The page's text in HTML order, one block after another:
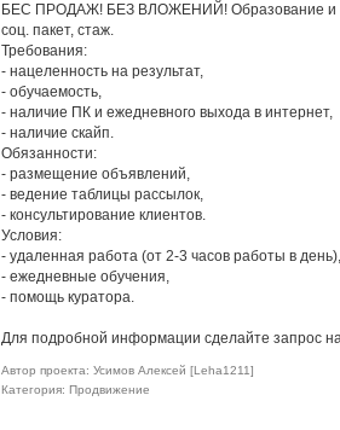
БЕС ПРОДАЖ! БЕЗ ВЛОЖЕНИЙ! Образование и
соц. пакет, стаж.
Требования:
- нацеленность на результат,
- обучаемость,
- наличие ПК и ежедневного выхода в интернет,
- наличие скайп.
Обязанности:
- размещение объявлений,
- ведение таблицы рассылок,
- консультирование клиентов.
Условия:
- удаленная работа (от 2-3 часов работы в день),
- ежедневные обучения,
- помощь куратора.
Для подробной информации сделайте запрос
Автор проекта: Усимов Алексей [Leha1211]
Категория: Продвижение